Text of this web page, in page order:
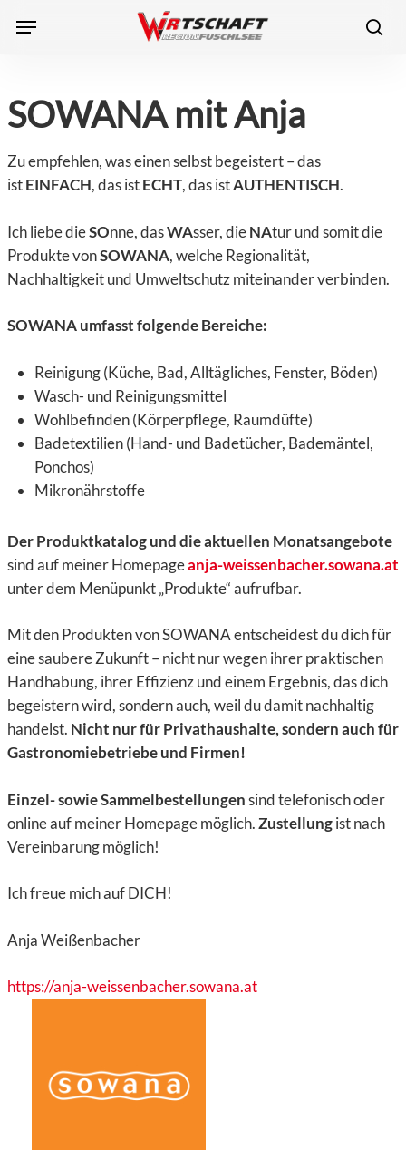
Menu
SOWANA mit Anja
Zu empfehlen, was einen selbst begeistert – das
istEINFACH, das istECHT, das istAUTHENTISCH.
Ich liebe dieSOnne, dasWAsser, dieNAtur und somit die
Produkte vonSOWANA, welche Regionalität,
Nachhaltigkeit und Umweltschutz miteinander verbinden.
SOWANA umfasst folgende Bereiche:
Reinigung (Küche, Bad, Alltägliches, Fenster, Böden)
Wasch- und Reinigungsmittel
Wohlbefinden (Körperpflege, Raumdüfte)
Badetextilien (Hand- und Badetücher, Bademäntel,
Ponchos)
Mikronährstoffe
Der Produktkatalog und die aktuellen Monatsangebote
sind auf meiner Homepageanja-weissenbacher.sowana.at
unter dem Menüpunkt „Produkte“ aufrufbar.
Mit den Produkten von SOWANA entscheidest du dich für
eine saubere Zukunft – nicht nur wegen ihrer praktischen
Handhabung, ihrer Effizienz und einem Ergebnis, das dich
begeistern wird, sondern auch, weil du damit nachhaltig
handelst. Nicht nur für Privathaushalte, sondern auch für
Gastronomiebetriebe und Firmen!
Einzel- sowie Sammelbestellungensind telefonisch oder
online auf meiner Homepage möglich.Zustellungist nach
Vereinbarung möglich!
Ich freue mich auf DICH!
Anja Weißenbacher
https://anja-weissenbacher.sowana.at